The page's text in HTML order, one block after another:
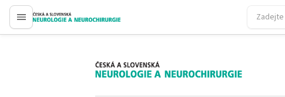
proLékaře.cz
proLékaře.cz